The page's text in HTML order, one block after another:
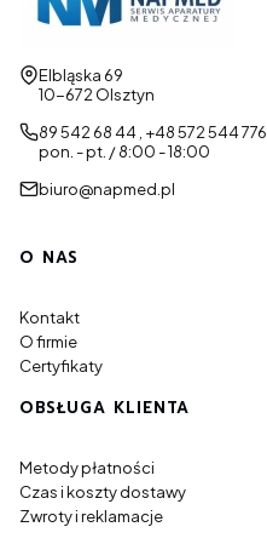
Adres:
Elbląska 69
10-672 Olsztyn
89 542 68 44 , +48 572 544 776
pon. - pt. / 8:00 - 18:00
biuro@napmed.pl
Linki w stopce
O NAS
Kontakt
O firmie
Certyfikaty
OBSŁUGA KLIENTA
Metody płatności
Czas i koszty dostawy
Zwroty i reklamacje